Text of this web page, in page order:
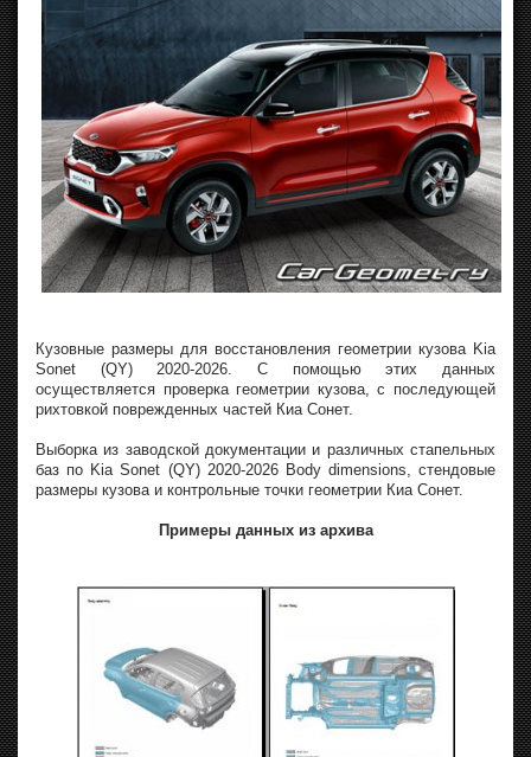
Кузовные размеры для восстановления геометрии кузова Kia
Sonet (QY) 2020-2026. С помощью этих данных
осуществляется проверка геометрии кузова, с последующей
рихтовкой поврежденных частей Киа Сонет.
Выборка из заводской документации и различных стапельных
баз по Kia Sonet (QY) 2020-2026 Body dimensions, стендовые
размеры кузова и контрольные точки геометрии Киа Сонет.
Примеры данных из архива